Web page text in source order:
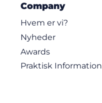
Company
Hvem er vi?
Nyheder
Awards
Praktisk Information